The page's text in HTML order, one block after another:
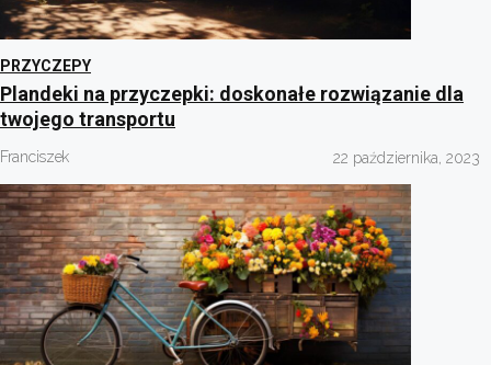
PRZYCZEPY
Plandeki na przyczepki: doskonałe rozwiązanie dla
twojego transportu
Franciszek 22 października, 2023